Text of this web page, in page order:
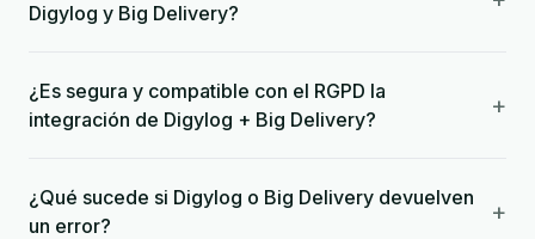
Digylog y Big Delivery?
¿Es segura y compatible con el RGPD la
integración de Digylog + Big Delivery?
+
¿Qué sucede si Digylog o Big Delivery devuelven
un error?
+